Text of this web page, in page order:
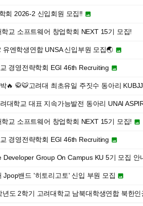
회 2026-2 신입회원 모집‼️ 
교 소프트웨어 창업학회 NEXT 15기 모집!
유엔학생연합 UNSA 신입부원 모집🌏 
경영전략학회 EGI 46th Recruiting 
🔥 🥋🐯고려대 최초유일 주짓수 동아리
대학교 대표 지속가능발전 동아리 UNAI
교 소프트웨어 창업학회 NEXT 15기 모집! 
경영전략학회 EGI 46th Recruiting 
Developer Group On Campus KU 5기 모집
Jpop밴드 '히토리고토' 신입 부원 모집 
년도 2학기 고려대학교 남북대학생연합 북한